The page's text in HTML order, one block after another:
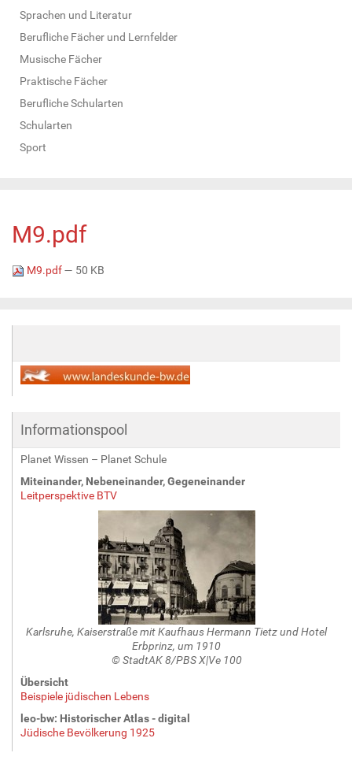
Sprachen und Literatur
Berufliche Fächer und Lernfelder
Musische Fächer
Praktische Fächer
Berufliche Schularten
Schularten
Sport
M9.pdf
M9.pdf— 50 KB
Informationspool
Planet Wissen – Planet Schule
Miteinander, Nebeneinander, Gegeneinander
Leitperspektive BTV
Karlsruhe, Kaiserstraße mit KaufhausHermann Tietz und Hotel
Erbprinz, um 1910
© StadtAK 8/PBS X|Ve 100
Übersicht
Beispiele jüdischen Lebens
leo-bw: Historischer Atlas - digital
Jüdische Bevölkerung 1925